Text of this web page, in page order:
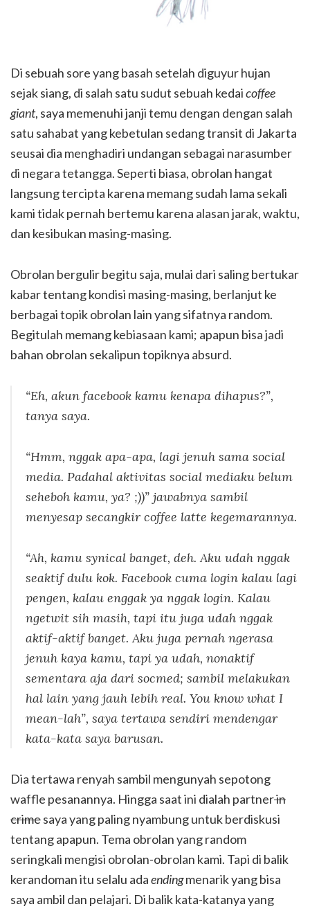
Di sebuah sore yang basah setelah diguyur hujan
sejak siang, di salah satu sudut sebuah kedaicoffee
giant, saya memenuhi janji temu dengan dengan salah
satu sahabat yang kebetulan sedang transit di Jakarta
seusai dia menghadiri undangan sebagai narasumber
di negara tetangga. Seperti biasa, obrolan hangat
langsung tercipta karena memang sudah lama sekali
kami tidak pernah bertemu karena alasan jarak, waktu,
dan kesibukan masing-masing.
Obrolan bergulir begitu saja, mulai dari saling bertukar
kabar tentang kondisi masing-masing, berlanjut ke
berbagai topik obrolan lain yang sifatnya random.
Begitulah memang kebiasaan kami; apapun bisa jadi
bahan obrolan sekalipun topiknya absurd.
“Eh, akun facebook kamu kenapa dihapus?”,
tanya saya.
“Hmm, nggak apa-apa, lagi jenuh sama social
media. Padahal aktivitas social mediaku belum
seheboh kamu, ya? ;))” jawabnya sambil
menyesap secangkir coffee latte kegemarannya.
“Ah, kamu synical banget, deh. Aku udah nggak
seaktif dulu kok. Facebook cuma login kalau lagi
pengen, kalau enggak ya nggak login. Kalau
ngetwit sih masih, tapi itu juga udah nggak
aktif-aktif banget. Aku juga pernah ngerasa
jenuh kaya kamu, tapi ya udah, nonaktif
sementara aja dari socmed; sambil melakukan
hal lain yang jauh lebih real. You know what I
mean-lah”, saya tertawa sendiri mendengar
kata-kata saya barusan.
Dia tertawa renyah sambil mengunyah sepotong
waffle pesanannya. Hingga saat ini dialah partnerin
crimesaya yang paling nyambung untuk berdiskusi
tentang apapun. Tema obrolan yang random
seringkali mengisi obrolan-obrolan kami. Tapi di balik
kerandoman itu selalu adaendingmenarik yang bisa
saya ambil dan pelajari. Di balik kata-katanya yang